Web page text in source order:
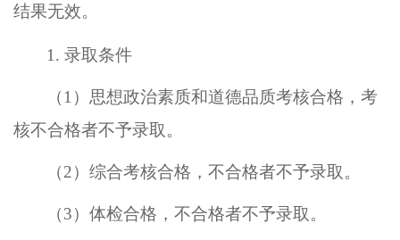
结果无效。
1. 录取条件
（1）思想政治素质和道德品质考核合格，考
核不合格者不予录取。
（2）综合考核合格，不合格者不予录取。
（3）体检合格，不合格者不予录取。